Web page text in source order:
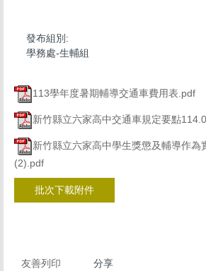
發布組別:
學務處-生輔組
113學年度暑期輔導交通車費用表.pdf
新竹縣立六家高中交通車規定要點
新竹縣立六家高中學生獎懲及輔導作為
(2).pdf
批次下載附件
友善列印 分享